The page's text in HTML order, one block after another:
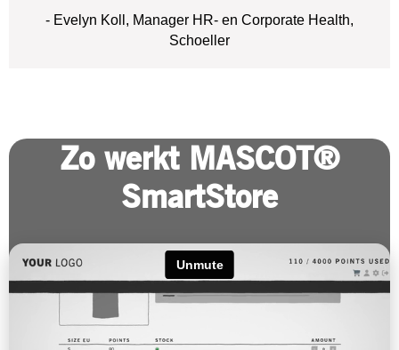
- Evelyn Koll, Manager HR- en Corporate Health,
Schoeller
Zo werkt MASCOT®
SmartStore